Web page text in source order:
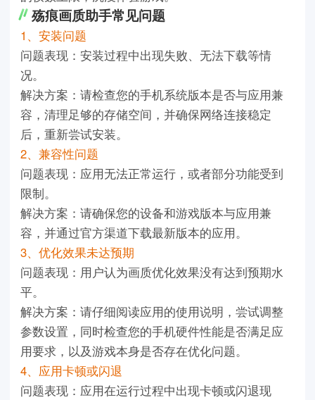
殇痕画质助手常见问题
1、安装问题
问题表现：安装过程中出现失败、无法下载等情
况。
解决方案：请检查您的手机系统版本是否与应用兼
容，清理足够的存储空间，并确保网络连接稳定
后，重新尝试安装。
2、兼容性问题
问题表现：应用无法正常运行，或者部分功能受到
限制。
解决方案：请确保您的设备和游戏版本与应用兼
容，并通过官方渠道下载最新版本的应用。
3、优化效果未达预期
问题表现：用户认为画质优化效果没有达到预期水
平。
解决方案：请仔细阅读应用的使用说明，尝试调整
参数设置，同时检查您的手机硬件性能是否满足应
用要求，以及游戏本身是否存在优化问题。
4、应用卡顿或闪退
问题表现：应用在运行过程中出现卡顿或闪退现